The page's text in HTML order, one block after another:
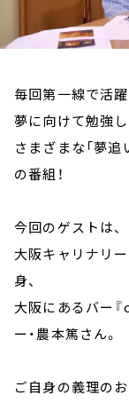
毎回第一線で活
夢に向けて勉強
さまざまな「夢追
の番組！
今回のゲストは、
大阪キャリナリ
身、
大阪にあるバー
ー・農本篤さん。
ご自身の義理の